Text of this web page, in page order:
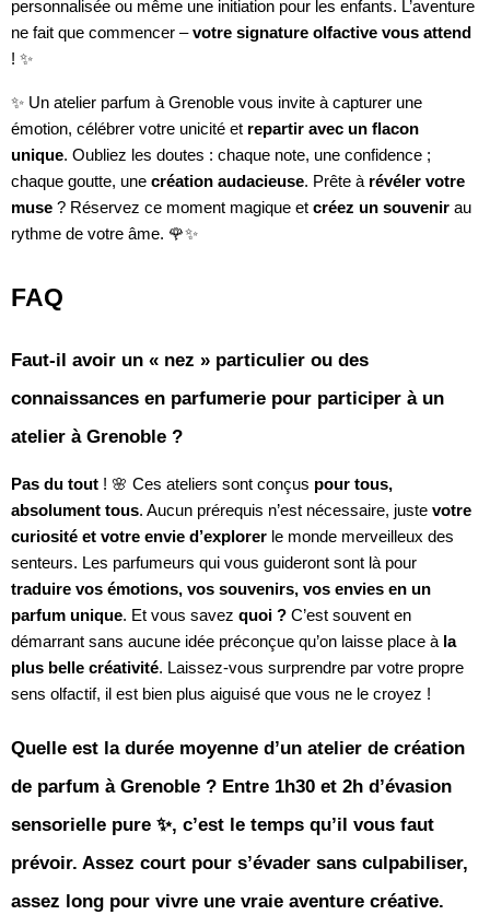
personnalisée ou même une initiation pour les enfants. L’aventure
ne fait que commencer –votre signature olfactive vous attend
! ✨
✨ Un atelier parfum à Grenoble vous invite à capturer une
émotion, célébrer votre unicité et repartir avec un flacon
unique. Oubliez les doutes : chaque note, une confidence ;
chaque goutte, une création audacieuse. Prête à révéler votre
muse ? Réservez ce moment magique et créez un souvenir au
rythme de votre âme. 🌹✨
FAQ
Faut-il avoir un « nez » particulier ou des
connaissances en parfumerie pour participer à un
atelier à Grenoble ?
Pas du tout ! 🌸 Ces ateliers sont conçus pour tous,
absolument tous. Aucun prérequis n’est nécessaire, juste votre
curiosité et votre envie d’explorer le monde merveilleux des
senteurs. Les parfumeurs qui vous guideront sont là pour
traduire vos émotions, vos souvenirs, vos envies en un
parfum unique. Et vous savez quoi ? C’est souvent en
démarrant sans aucune idée préconçue qu’on laisse place à la
plus belle créativité. Laissez-vous surprendre par votre propre
sens olfactif, il est bien plus aiguisé que vous ne le croyez !
Quelle est la durée moyenne d’un atelier de création
de parfum à Grenoble ? Entre 1h30 et 2h d’évasion
sensorielle pure ✨, c’est le temps qu’il vous faut
prévoir. Assez court pour s’évader sans culpabiliser,
assez long pour vivre une vraie aventure créative.